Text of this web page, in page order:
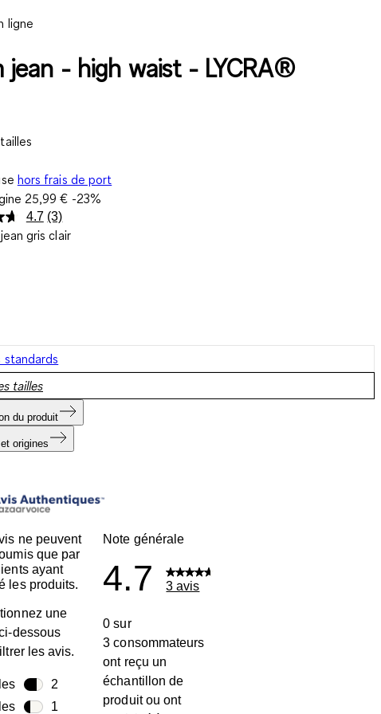
ligne
jean - high waist - LYCRA®
hors frais de port
25,99 € -23%
4.7 Lire
3
(3)
jean gris clair
standards
tailles
du produit
origines
ne peuvent
que par
ayant
les produits.
une
dessous
les avis.
étoiles2
2 avis avec 5 étoiles.
étoiles1
Note générale
4.7 3 avis
0 sur
3 consommateurs
ont reçu un
échantillon de
produit ou ont